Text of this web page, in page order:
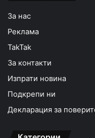
За нас
Реклама
TakTak
За контакти
Изпрати новина
Подкрепи ни
Декларация за